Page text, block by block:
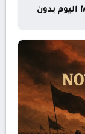
سيتي ونوتنجهام فورست يلا شوت Mgk اليوم بدون